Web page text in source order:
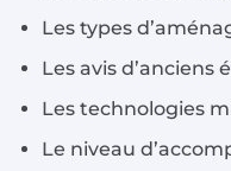
Les types
Les avis d’anciens
Les technologies
Le niveau